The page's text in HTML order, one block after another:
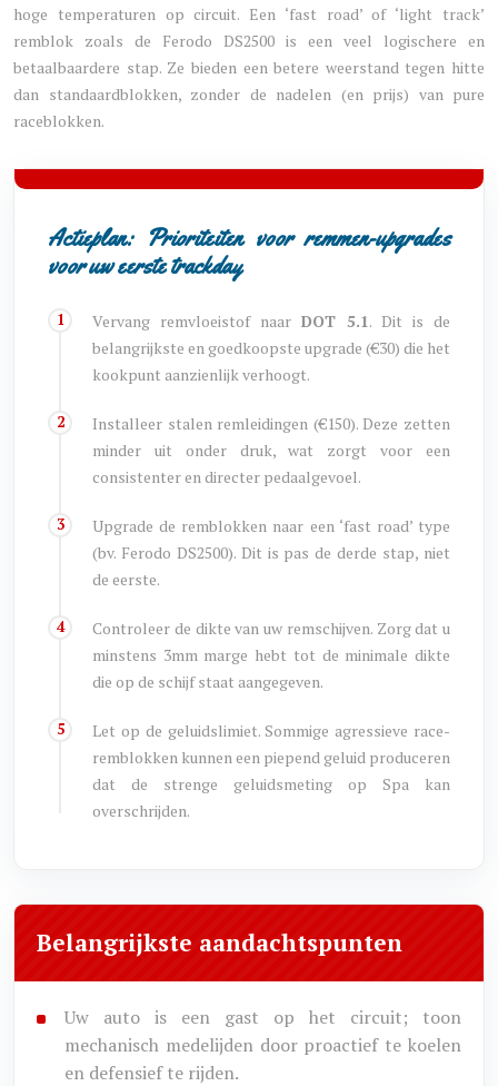
hoge temperaturen op circuit. Een ‘fast road’ of ‘light track’
remblok zoals de Ferodo DS2500 is een veel logischere en
betaalbaardere stap. Ze bieden een betere weerstand tegen hitte
dan standaardblokken, zonder de nadelen (en prijs) van pure
raceblokken.
Actieplan: Prioriteiten voor remmen-upgrades
voor uw eerste trackday
Vervang remvloeistof naar DOT 5.1. Dit is de
belangrijkste en goedkoopste upgrade (€30) die het
kookpunt aanzienlijk verhoogt.
Installeer stalen remleidingen (€150). Deze zetten
minder uit onder druk, wat zorgt voor een
consistenter en directer pedaalgevoel.
Upgrade de remblokken naar een ‘fast road’ type
(bv. Ferodo DS2500). Dit is pas de derde stap, niet
de eerste.
Controleer de dikte van uw remschijven. Zorg dat u
minstens 3mm marge hebt tot de minimale dikte
die op de schijf staat aangegeven.
Let op de geluidslimiet. Sommige agressieve race-
remblokken kunnen een piepend geluid produceren
dat de strenge geluidsmeting op Spa kan
overschrijden.
Belangrijkste aandachtspunten
Uw auto is een gast op het circuit; toon
mechanisch medelijden door proactief te koelen
en defensief te rijden.